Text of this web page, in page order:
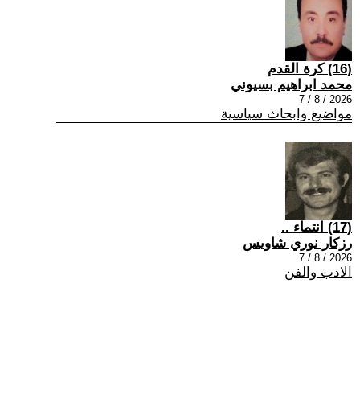
(16) كرة القدم
محمد ابراهيم بسيوني
2026 / 8 / 7
مواضيع وابحاث سياسية
(17) انتماء ..
رزكار نوري شاويس
2026 / 8 / 7
الادب والفن